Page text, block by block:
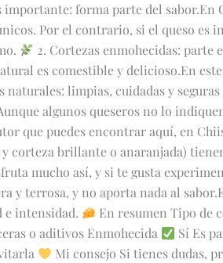
forma parte del sabor.En
Por el contrario, si el queso es
2. Cortezas enmohecidas: parte
es comestible y delicioso.En
naturales: limpias, cuidadas y
algunos queseros no lo
que puedes encontrar aquí, en
corteza brillante o anaranjada)
mucho así, y si te gusta
y terrosa, y no aporta nada al
e intensidad.
En resumen Tipo de
o aditivos Enmohecida Sí Es
Mi consejo Si tienes dudas,